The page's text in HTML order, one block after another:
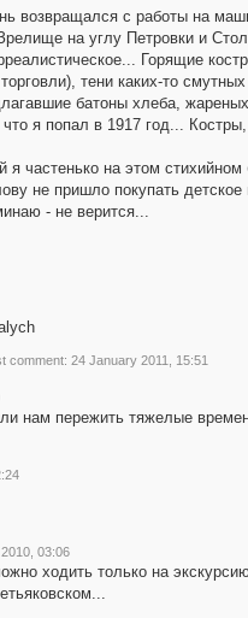
возвращался с работы на
на углу Петровки и
Горящие
тени каких-то смутных
батоны хлеба,
я попал в 1917 год... Костры,
частенько на этом стихийном
не пришло покупать детское
- не верится...
comment: 24 January 2011, 15:51
нам пережить тяжелые
03:06
ходить только на